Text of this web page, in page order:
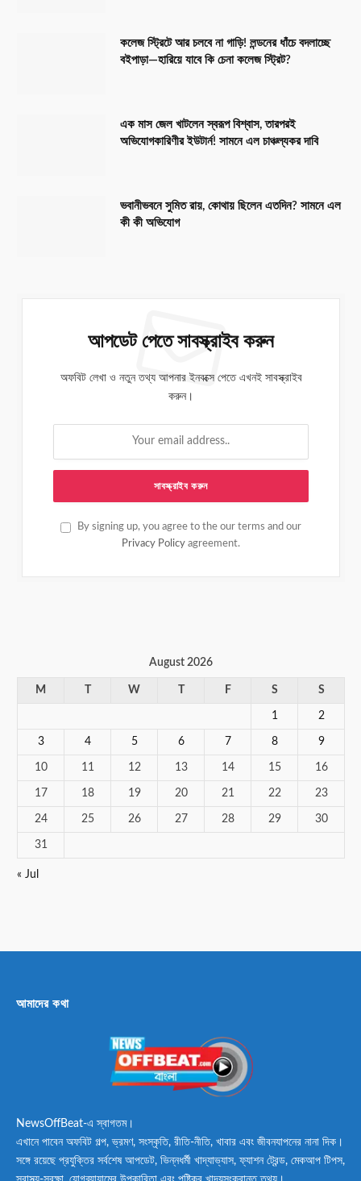
কলেজ স্ট্রিটে আর চলবে না গাড়ি! লন্ডনের ধাঁচে বদলাচ্ছে
বইপাড়া—হারিয়ে যাবে কি চেনা কলেজ স্ট্রিট?
এক মাস জেল খাটলেন স্বরূপ বিশ্বাস, তারপরই
অভিযোগকারিণীর ইউটার্ন! সামনে এল চাঞ্চল্যকর দাবি
ভবানীভবনে সুমিত রায়, কোথায় ছিলেন এতদিন? সামনে এল
কী কী অভিযোগ
আপডেট পেতে সাবস্ক্রাইব করুন
অফবিট লেখা ও নতুন তথ্য আপনার ইনবক্সে পেতে এখনই সাবস্ক্রাইব
করুন।
By signing up, you agree to the our terms and our
Privacy Policy agreement.
August 2026
M T W T F S S
1 2
3 4 5 6 7 8 9
10 11 12 13 14 15 16
17 18 19 20 21 22 23
24 25 26 27 28 29 30
31
« Jul
আমাদের কথা
NewsOffBeat-এ স্বাগতম।
এখানে পাবেন অফবিট গল্প, ভ্রমণ, সংস্কৃতি, রীতি-নীতি, খাবার এবং জীবনযাপনের নানা দিক।
সঙ্গে রয়েছে প্রযুক্তির সর্বশেষ আপডেট, ভিন্নধর্মী খাদ্যাভ্যাস, ফ্যাশন ট্রেন্ড, মেকআপ টিপস,